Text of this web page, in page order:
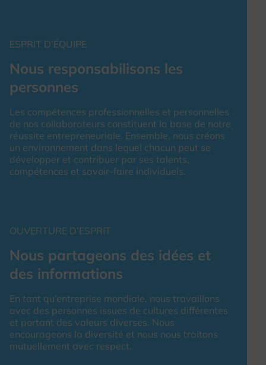
ESPRIT D’ÉQUIPE
Nous responsabilisons les
personnes
Les compétences professionnelles et personnelles
de nos collaborateurs constituent la base de notre
réussite entrepreneuriale. Ensemble, nous créons
un environnement dans lequel chacun peut se
développer et contribuer par ses talents,
compétences et savoir-faire individuels.
OUVERTURE D’ESPRIT
Nous partageons des idées et
des informations
En tant qu’entreprise mondiale, nous travaillons
avec des personnes issues de cultures différentes
et portant des valeurs diverses. Nous
encourageons la diversité et nous nous traitons
mutuellement avec respect.